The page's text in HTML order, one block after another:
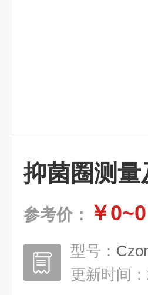
抑菌圈测
参考价： ￥0~0
型号：
更新时间：